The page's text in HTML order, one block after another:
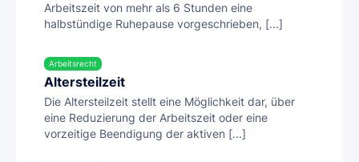
Arbeitszeit von mehr als 6 Stunden eine
halbstündige Ruhepause vorgeschrieben, [...]
Arbeitsrecht
Altersteilzeit
Die Altersteilzeit stellt eine Möglichkeit dar, über
eine Reduzierung der Arbeitszeit oder eine
vorzeitige Beendigung der aktiven [...]